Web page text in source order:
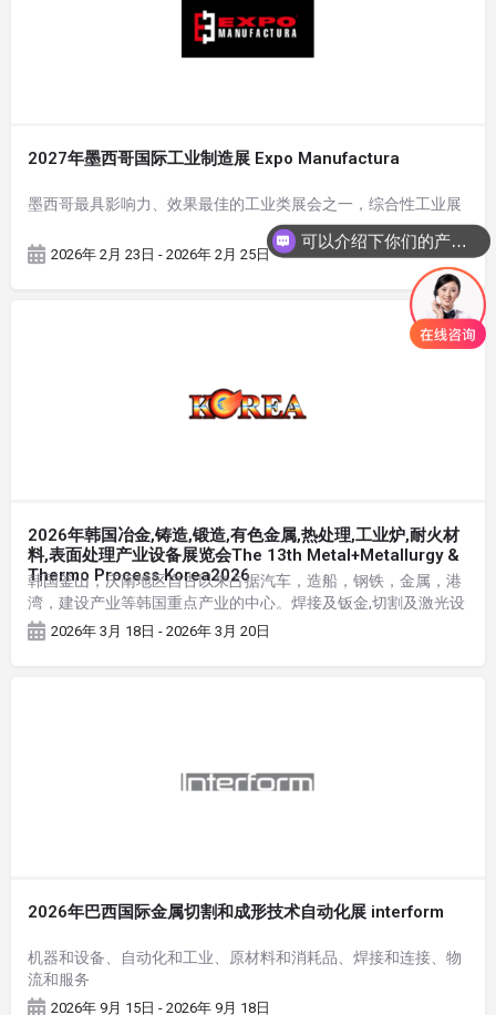
2027年墨西哥国际工业制造展 Expo Manufactura
墨西哥最具影响力、效果最佳的工业类展会之一，综合性工业展
2026年 2月 23日 - 2026年 2月 25日
2026年韩国冶金,铸造,锻造,有色金属,热处理,工业炉,耐火材
料,表面处理产业设备展览会The 13th Metal+Metallurgy &
Thermo Process Korea2026
韩国釜山，庆南地区自古以来占据汽车，造船，钢铁，金属，港
湾，建设产业等韩国重点产业的中心。焊接及钣金,切割及激光设
备业界的美味厂商可在此发现千载难逢的顶峰商机。
2026年 3月 18日 - 2026年 3月 20日
2026年巴西国际金属切割和成形技术自动化展 interform
机器和设备、自动化和工业、原材料和消耗品、焊接和连接、物
流和服务
2026年 9月 15日 - 2026年 9月 18日
可以介绍下你们的产品么